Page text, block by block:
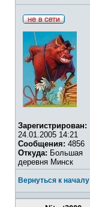
Зарегистрирован:
24.01.2005 14:21
Сообщения: 4856
Откуда: Большая
деревня Минск
Вернуться к началу